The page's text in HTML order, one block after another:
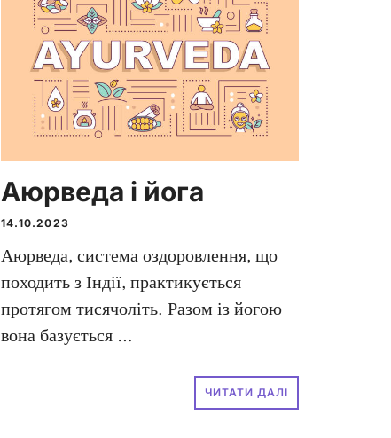
Аюрведа і йога
14.10.2023
Аюрведа, система оздоровлення, що
походить з Індії, практикується
протягом тисячоліть. Разом із йогою
вона базується …
ЧИТАТИ ДАЛІ